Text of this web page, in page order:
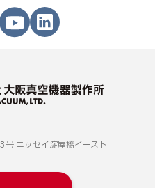
号 ニッセイ淀屋橋イースト